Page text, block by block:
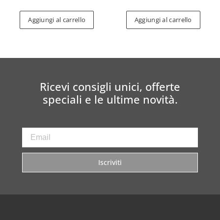
Aggiungi al carrello Aggiungi al carrello
Ricevi consigli unici, offerte
speciali e le ultime novità.
Iscriviti